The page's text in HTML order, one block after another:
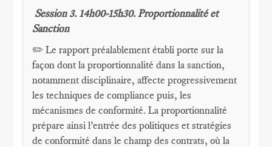
Session 3. 14h00-15h30. Proportionnalité et
Sanction
✏️ Le rapport préalablement établi porte sur la
façon dont la proportionnalité dans la sanction,
notamment disciplinaire, affecte progressivement
les techniques de compliance puis, les
mécanismes de conformité. La proportionnalité
prépare ainsi l’entrée des politiques et stratégies
de conformité dans le champ des contrats, où la